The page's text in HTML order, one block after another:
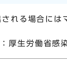
れる場合に
厚生労働省感